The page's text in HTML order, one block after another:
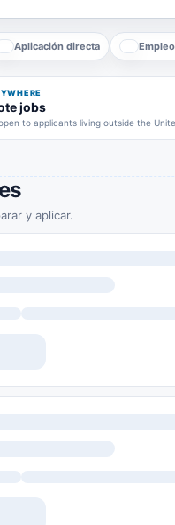
Aplicación directa
jobs
to applicants living outside the
y aplicar.